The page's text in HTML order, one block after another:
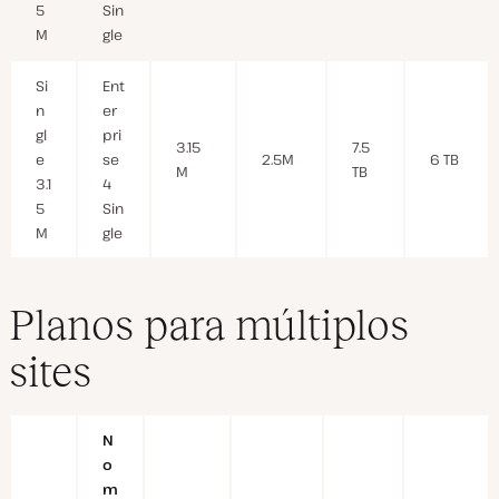
5
M
Sin
gle
Si
n
gl
e
3.1
5
M
Ent
er
pri
se
4
Sin
gle
3.15
M
2.5M
7.5
TB
6 TB
Planos para múltiplos
sites
N
o
m